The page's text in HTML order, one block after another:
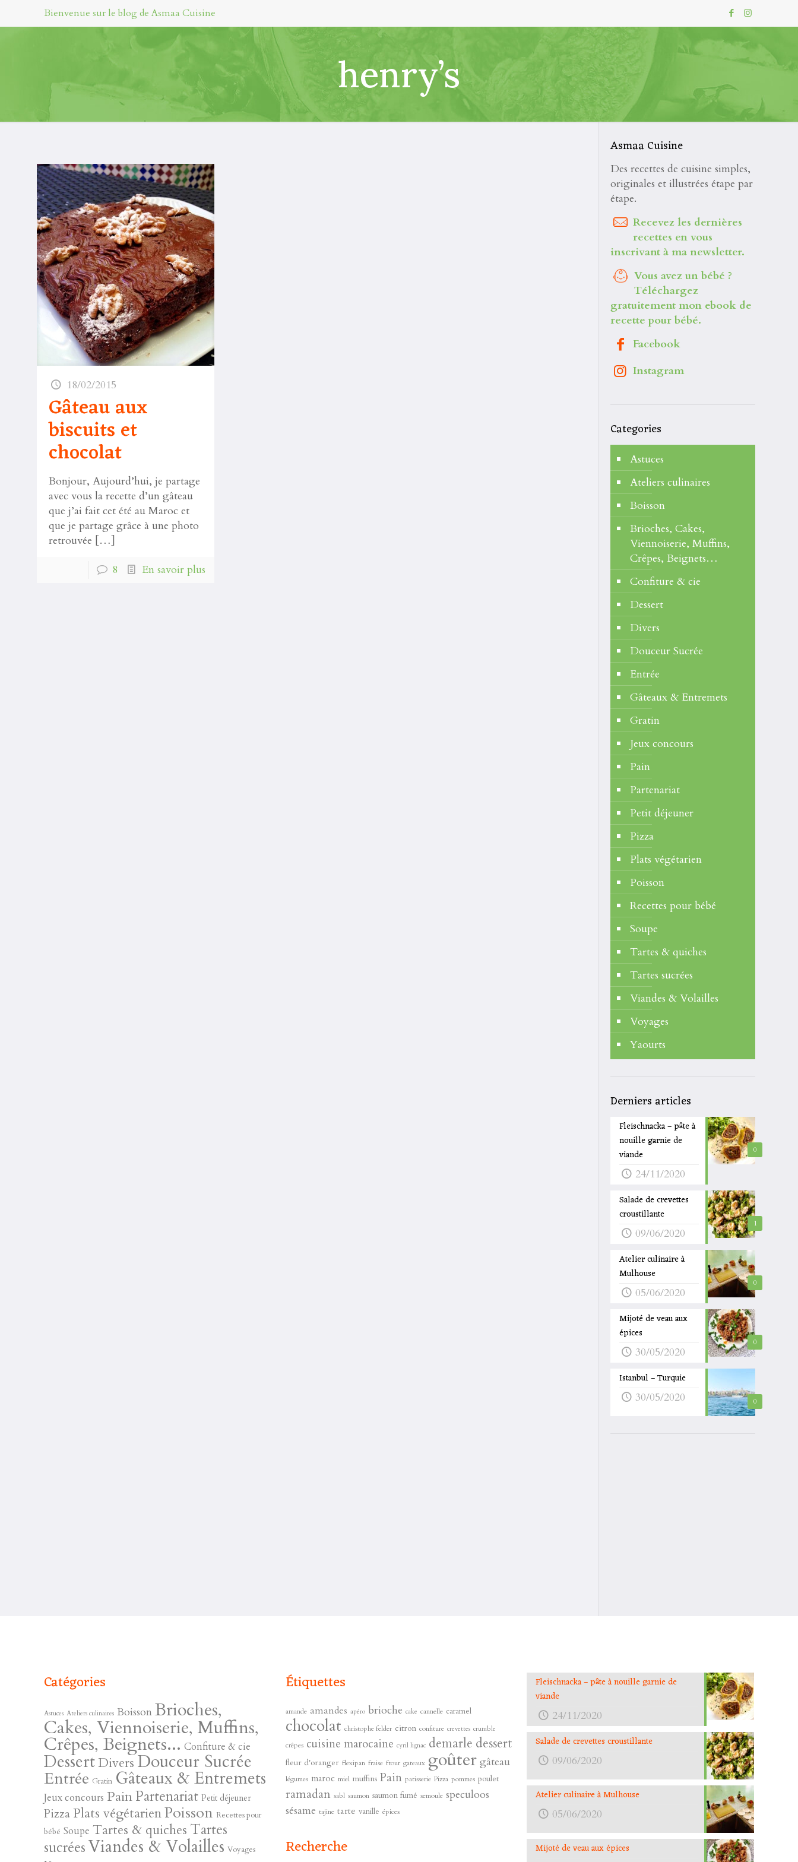
Bienvenue sur le blog de Asmaa Cuisine
henry’s
18/02/2015
Gâteau aux
biscuits et
chocolat
Bonjour, Aujourd’hui, je partage
avec vous la recette d’un gâteau
que j’ai fait cet été au Maroc et
que je partage grâce à une photo
retrouvée […]
8
En savoir plus
Asmaa Cuisine
Des recettes de cuisine simples,
originales et illustrées étape par
étape.
Recevez les dernières
recettes en vous
inscrivant à ma newsletter.
Vous avez un bébé ?
Téléchargez
gratuitement mon ebook de
recette pour bébé.
Facebook
Instagram
Categories
Astuces
Ateliers culinaires
Boisson
Brioches, Cakes,
Viennoiserie, Muffins,
Crêpes, Beignets…
Confiture & cie
Dessert
Divers
Douceur Sucrée
Entrée
Gâteaux & Entremets
Gratin
Jeux concours
Pain
Partenariat
Petit déjeuner
Pizza
Plats végétarien
Poisson
Recettes pour bébé
Soupe
Tartes & quiches
Tartes sucrées
Viandes & Volailles
Voyages
Yaourts
Derniers articles
0
Fleischnacka – pâte à
nouille garnie de
viande
24/11/2020
1
Salade de crevettes
croustillante
09/06/2020
0
Atelier culinaire à
Mulhouse
05/06/2020
0
Mijoté de veau aux
épices
30/05/2020
0
Istanbul – Turquie
30/05/2020
Catégories
Astuces Ateliers culinaires Boisson Brioches,
Cakes, Viennoiserie, Muffins,
Crêpes, Beignets... Confiture & cie
DessertDivers Douceur Sucrée
Entrée Gratin Gâteaux & Entremets
Jeux concours PainPartenariat Petit déjeuner
PizzaPlats végétarienPoisson Recettes pour
bébé Soupe Tartes & quiches Tartes
sucréesViandes & Volailles Voyages
Étiquettes
amande amandes apéro brioche cake cannelle caramel
chocolat christophe felder citron confiture crevettes crumble
crêpes cuisine marocaine cyril lignac demarle dessert
fleur d'oranger flexipan fraise ftour gateaux goûter gâteau
légumes maroc miel muffins Pain patisserie Pizza pommes poulet
ramadan sabl saumon saumon fumé semoule speculoos
sésame tajine tarte vanille épices
Recherche
Fleischnacka – pâte à nouille garnie de
viande
24/11/2020
Salade de crevettes croustillante
09/06/2020
Atelier culinaire à Mulhouse
05/06/2020
Mijoté de veau aux épices